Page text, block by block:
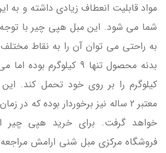
مواد قابلیت انعطاف زیادی داشته و به
شما می شود. این مبل هپی چیر با
به راحتی می توان آن را به نقاط
کیلوگرم را بر روی خود تحمل کند.
معتبر 2 ساله نیز برخوردار بوده که در
خواهد گرفت. برای خرید هپی چیر
فروشگاه مرکزی مبل شنی ارامش